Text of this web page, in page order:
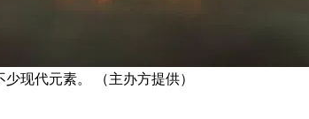
现代元素。 （主办方提供）